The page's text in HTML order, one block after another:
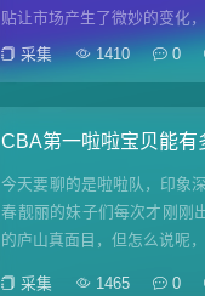
贴让市场产生了微妙的变化
采集
1410 0
CBA第一啦啦宝贝能
今天要聊的是啦啦队，印象
春靓丽的妹子们每次才刚刚
的庐山真面目，但怎么说呢
采集 1465 0